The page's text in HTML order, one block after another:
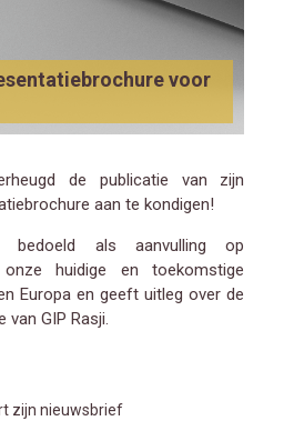
voor
de publicatie van zijn
aan te kondigen!
bedoeld als aanvulling op
huidige en toekomstige
Europa en geeft uitleg over de
van GIP Rasji.
zijn nieuwsbrief